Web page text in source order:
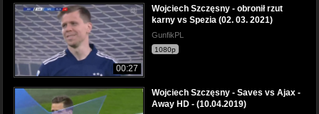
00:27
Wojciech Szczęsny - obronił rzut
karny vs Spezia (02. 03. 2021)
GunfikPL
1080p
Wojciech Szczęsny - Saves vs Ajax -
Away HD - (10.04.2019)